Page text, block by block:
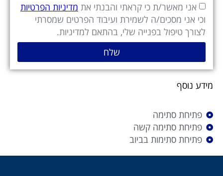
אני מאשר/ת כי קראתי והבנתי את מדיניות הפרטיות
וכי אני מסכים/ה לשמירת ועיבוד הפרטים שמסרתי
לצורך טיפול בפנייה שלי, בהתאם למדיניות.
שלח
מידע נוסף
פתיחת סתימה
פתיחת סתימה קשה
פתיחת סתימות בביוב